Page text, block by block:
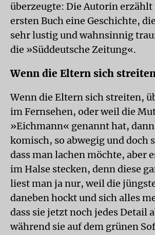
überzeugte: Die Autorin
ersten Buch eine Geschichte,
sehr lustig und wahnsinnig
die »Süddeutsche Zeitung«.
Wenn die Eltern sich
Wenn die Eltern sich streiten,
im Fernsehen, oder weil die
»Eichmann« genannt hat, dann
komisch, so abwegig und doch
dass man lachen möchte, aber
im Halse stecken, denn diese
liest man ja nur, weil die
daneben hockt und sich alles
dass sie jetzt noch jedes Detail
während sie auf dem grünen